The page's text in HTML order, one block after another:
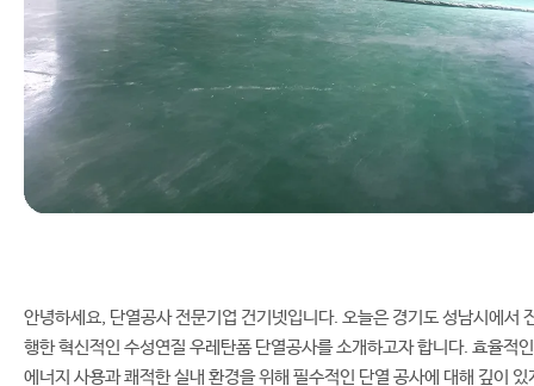
안녕하세요, 단열공사 전문기업 건기넷입니다. 오늘은 경기도 성남시에서
행한 혁신적인 수성연질 우레탄폼 단열공사를 소개하고자 합니다. 효율적인
에너지 사용과 쾌적한 실내 환경을 위해 필수적인 단열 공사에 대해 깊이 있